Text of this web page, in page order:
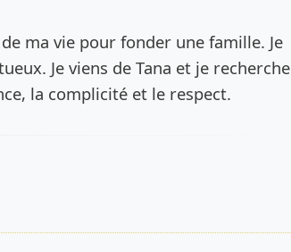
ma vie pour fonder une famille. Je
Je viens de Tana et je recherche
la complicité et le respect.